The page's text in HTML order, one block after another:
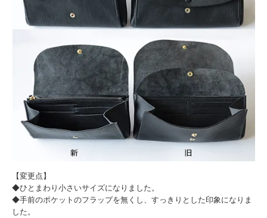
【変更点】
◆ひとまわり小さいサイズになりました。
◆手前のポケットのフラップを無くし、すっきりとした印象になりま
した。